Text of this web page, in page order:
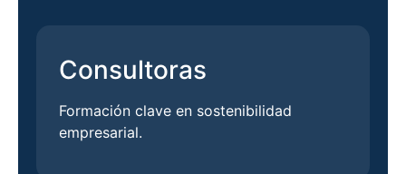
Consultoras
Formación clave en sostenibilidad
empresarial.